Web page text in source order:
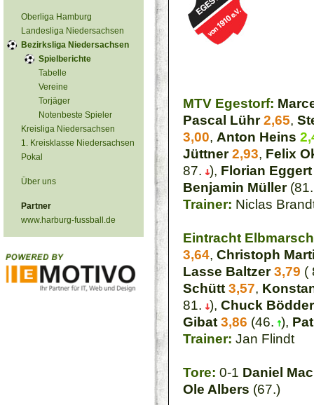
Oberliga Hamburg
Landesliga Niedersachsen
Bezirksliga Niedersachsen
Spielberichte
Tabelle
Vereine
Torjäger
Notenbeste Spieler
Kreisliga Niedersachsen
1. Kreisklasse Niedersachsen
Pokal
Über uns
Partner
www.harburg-fussball.de
MTV Egestorf:
Pascal Lühr 2,65,
3,00, Anton Heins
Jüttner 2,93, Felix
87. ), Florian
Benjamin Müller
Trainer: Niclas
Eintracht
3,64, Christoph
Lasse Baltzer 3,79 (
Schütt 3,57,
81. ), Chuck Bödder
Gibat 3,86 (46. ),
Trainer: Jan Flindt
Tore: 0-1 Daniel
Ole Albers (67.)